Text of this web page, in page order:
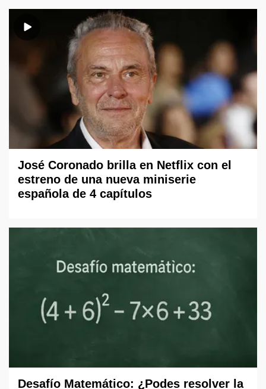
José Coronado brilla en Netflix con el
estreno de una nueva miniserie
española de 4 capítulos
Desafío Matemático: ¿Podes resolver la